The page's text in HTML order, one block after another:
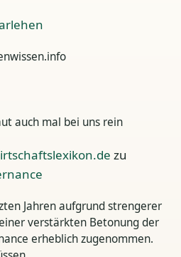
auch mal bei uns rein
zu
Jahren aufgrund strengerer
verstärkten Betonung der
erheblich zugenommen.